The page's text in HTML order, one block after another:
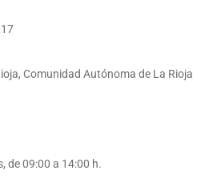
Comunidad Autónoma de La Rioja
de 09:00 a 14:00 h.